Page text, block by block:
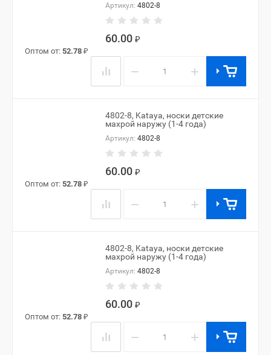
Артикул: 4802-8
60.00 ₽
Оптом от: 52.78 ₽
− +
4802-8, Kataya, носки детские
махрой наружу (1-4 года)
Артикул: 4802-8
60.00 ₽
Оптом от: 52.78 ₽
− +
4802-8, Kataya, носки детские
махрой наружу (1-4 года)
Артикул: 4802-8
60.00 ₽
Оптом от: 52.78 ₽
− +